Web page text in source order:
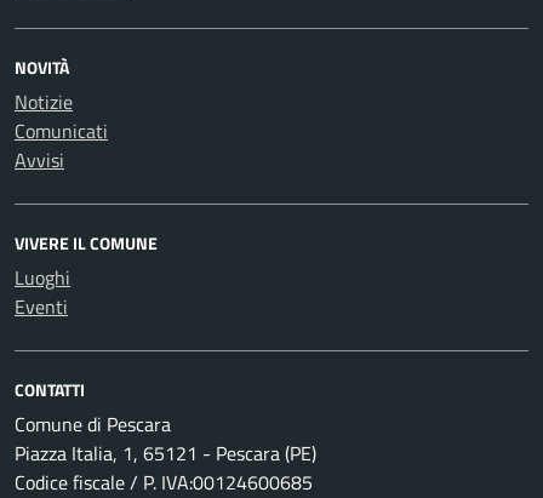
NOVITÀ
Notizie
Comunicati
Avvisi
VIVERE IL COMUNE
Luoghi
Eventi
CONTATTI
Comune di Pescara
Piazza Italia, 1, 65121 - Pescara (PE)
Codice fiscale / P. IVA:00124600685